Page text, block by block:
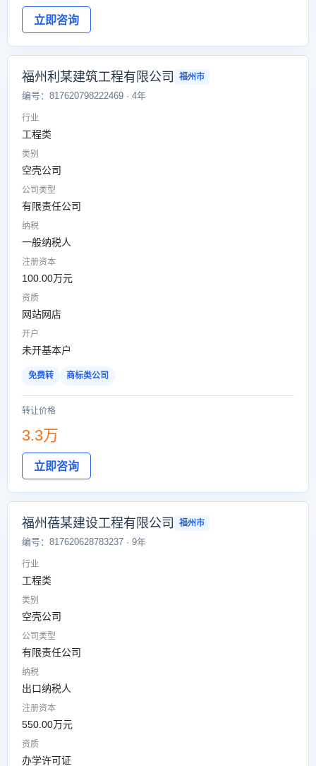
立即咨询
福州利某建筑工程有限公司 福州市
编号：817620798222469 · 4年
行业
工程类
类别
空壳公司
公司类型
有限责任公司
纳税
一般纳税人
注册资本
100.00万元
资质
网站网店
开户
未开基本户
免费转 商标类公司
转让价格
3.3万
立即咨询
福州蓓某建设工程有限公司 福州市
编号：817620628783237 · 9年
行业
工程类
类别
空壳公司
公司类型
有限责任公司
纳税
出口纳税人
注册资本
550.00万元
资质
办学许可证